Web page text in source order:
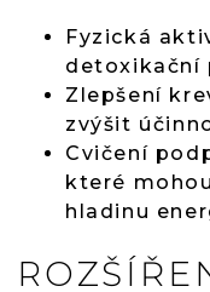
Fyzická
detoxikační
Zlepšení
zvýšit
Cvičení
které
hladinu